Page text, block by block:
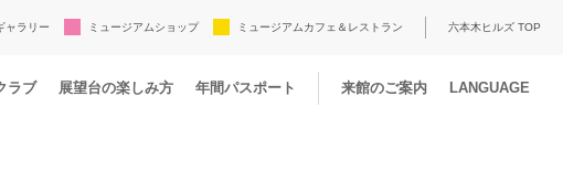
ャラリー ミュージアムショップ ミュージアムカフェ＆レストラン 六本木ヒルズ TOP
ラブ 展望台の楽しみ方 年間パスポート 来館のご案内 LANGUAGE